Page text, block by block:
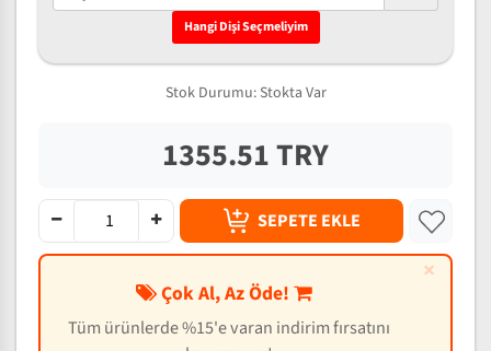
Hangi Dişi Seçmeliyim
Stok Durumu: Stokta Var
1355.51 TRY
SEPETE EKLE
×
Çok Al, Az Öde!
Tüm ürünlerde %15'e varan indirim fırsatını